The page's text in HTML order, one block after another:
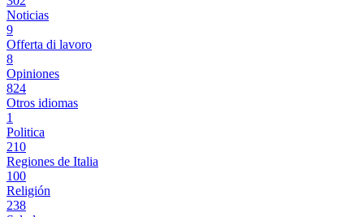
Noticias
9
Offerta di lavoro
8
Opiniones
824
Otros idiomas
1
Politica
210
Regiones de Italia
100
Religión
238